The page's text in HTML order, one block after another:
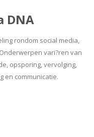
DNA
rondom social media,
vari?ren van
opsporing, vervolging,
en communicatie.